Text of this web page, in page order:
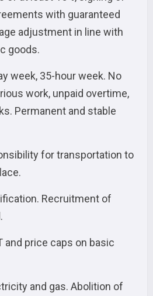
with guaranteed
adjustment in line with
goods.
week, 35-hour week. No
work, unpaid overtime,
Permanent and stable
for transportation to
Recruitment of
price caps on basic
and gas. Abolition of